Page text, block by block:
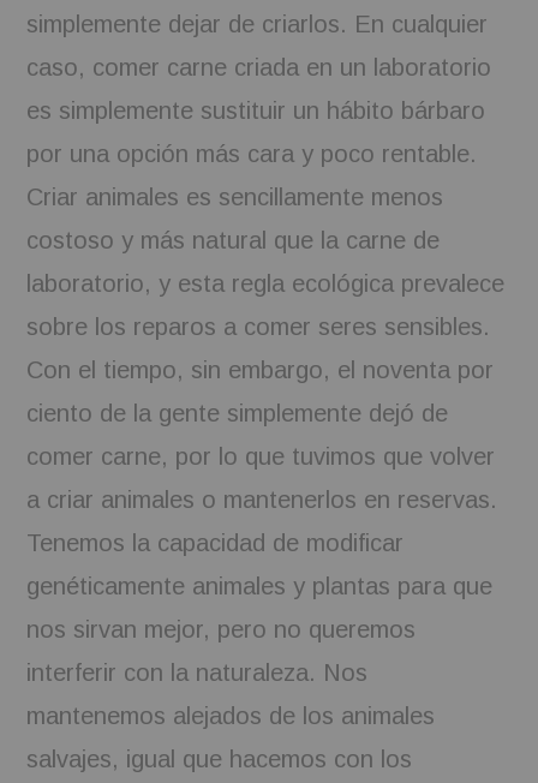
simplemente dejar de criarlos. En cualquier
caso, comer carne criada en un laboratorio
es simplemente sustituir un hábito bárbaro
por una opción más cara y poco rentable.
Criar animales es sencillamente menos
costoso y más natural que la carne de
laboratorio, y esta regla ecológica prevalece
sobre los reparos a comer seres sensibles.
Con el tiempo, sin embargo, el noventa por
ciento de la gente simplemente dejó de
comer carne, por lo que tuvimos que volver
a criar animales o mantenerlos en reservas.
Tenemos la capacidad de modificar
genéticamente animales y plantas para que
nos sirvan mejor, pero no queremos
interferir con la naturaleza. Nos
mantenemos alejados de los animales
salvajes, igual que hacemos con los